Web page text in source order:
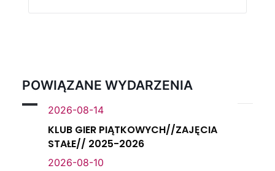
POWIĄZANE WYDARZENIA
2026-08-14
KLUB GIER PIĄTKOWYCH//ZAJĘCIA
STAŁE// 2025-2026
2026-08-10